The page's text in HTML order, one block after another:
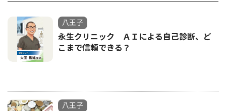
八王子
永生クリニック ＡＩによる自己診断、ど
こまで信頼できる？
八王子